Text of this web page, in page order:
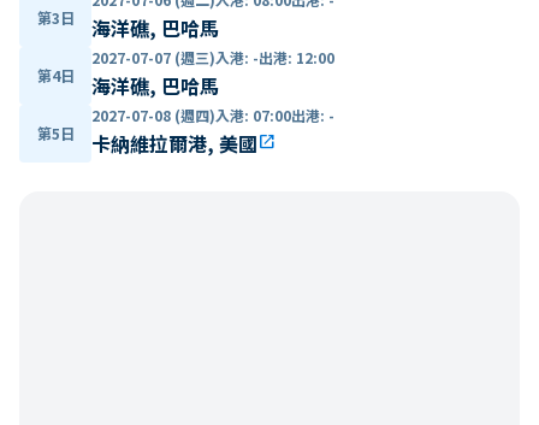
第3日 海洋礁, 巴哈馬
第4日
2027-07-07 (週三)入港: -出港: 12:00
海洋礁, 巴哈馬
第5日
2027-07-08 (週四)入港: 07:00出港: -
卡納維拉爾港, 美國open_in_new